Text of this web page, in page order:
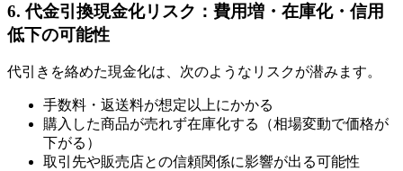
6. 代金引換現金化リスク：費用増・在庫化・信用
低下の可能性
代引きを絡めた現金化は、次のようなリスクが潜みます。
手数料・返送料が想定以上にかかる
購入した商品が売れず在庫化する（相場変動で価格が
下がる）
取引先や販売店との信頼関係に影響が出る可能性